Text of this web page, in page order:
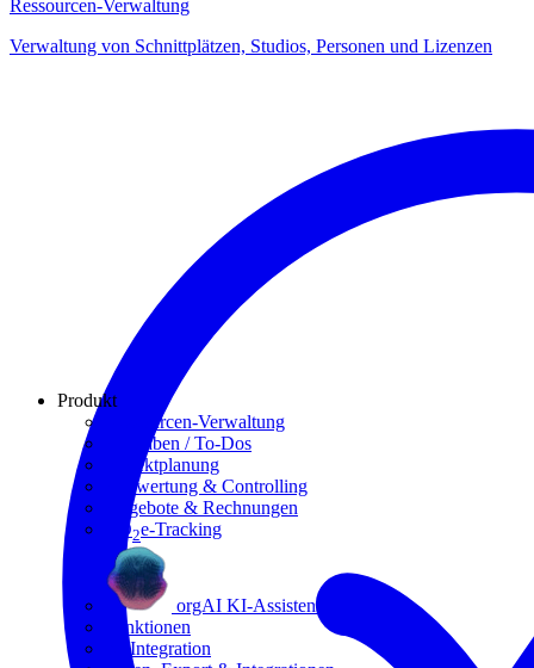
Ressourcen-Verwaltung
Verwaltung von Schnittplätzen, Studios, Personen und Lizenzen
Produkt
Ressourcen-Verwaltung
Aufgaben / To-Dos
Projektplanung
Auswertung & Controlling
Angebote & Rechnungen
CO2e-Tracking
orgAI KI-Assistent
Funktionen
KI Integration